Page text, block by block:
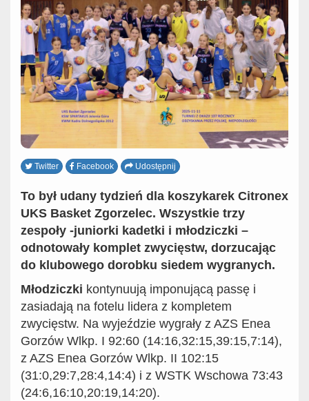
Twitter Facebook Udostępnij
To był udany tydzień dla koszykarek Citronex
UKS Basket Zgorzelec. Wszystkie trzy
zespoły -juniorki kadetki i młodziczki –
odnotowały komplet zwycięstw, dorzucając
do klubowego dorobku siedem wygranych.
Młodziczki kontynuują imponującą passę i
zasiadają na fotelu lidera z kompletem
zwycięstw. Na wyjeździe wygrały z AZS Enea
Gorzów Wlkp. I 92:60 (14:16,32:15,39:15,7:14),
z AZS Enea Gorzów Wlkp. II 102:15
(31:0,29:7,28:4,14:4) i z WSTK Wschowa 73:43
(24:6,16:10,20:19,14:20).